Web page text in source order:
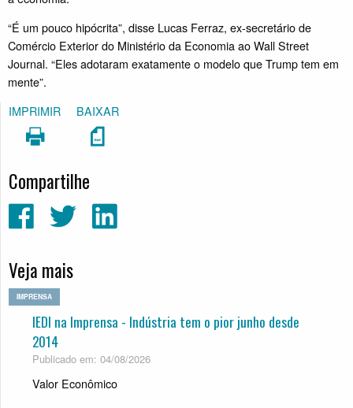
“É um pouco hipócrita”, disse Lucas Ferraz, ex-secretário de
Comércio Exterior do Ministério da Economia ao Wall Street
Journal. “Eles adotaram exatamente o modelo que Trump tem em
mente”.
IMPRIMIR
BAIXAR
Compartilhe
Veja mais
IMPRENSA
IEDI na Imprensa - Indústria tem o pior junho desde
2014
Publicado em: 04/08/2026
Valor Econômico